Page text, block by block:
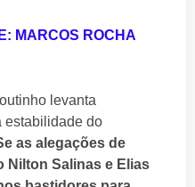
MARCOS ROCHA
levanta
estabilidade do
as alegações de
Nilton Salinas e Elias